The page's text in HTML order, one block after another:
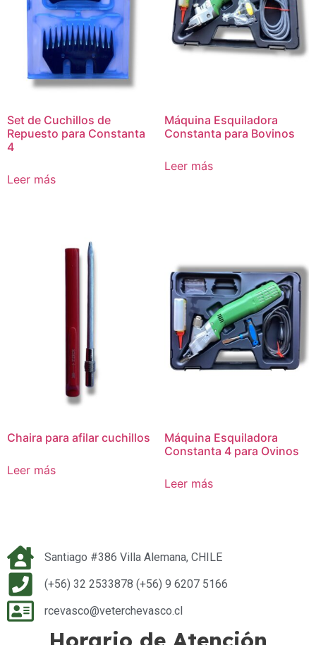
Set de Cuchillos de
Repuesto para Constanta
4
Leer más
Máquina Esquiladora
Constanta para Bovinos
Leer más
Chaira para afilar cuchillos
Leer más
Máquina Esquiladora
Constanta 4 para Ovinos
Leer más
Santiago #386 Villa Alemana, CHILE
(+56) 32 2533878 (+56) 9 6207 5166
rcevasco@veterchevasco.cl